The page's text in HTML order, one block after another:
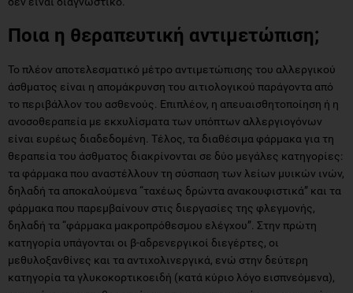
Ποια η θεραπευτική αντιμετώπιση;
Το πλέον αποτελεσματικό μέτρο αντιμετώπισης του αλλεργικού
άσθματος είναι η απομάκρυνση του αιτιολογικού παράγοντα από
το περιβάλλον του ασθενούς. Επιπλέον, η απευαισθητοποίηση ή η
ανοσοθεραπεία με εκχυλίσματα των υπόπτων αλλεργιογόνων
είναι ευρέως διαδεδομένη. Τέλος, τα διαθέσιμα φάρμακα για τη
θεραπεία του άσθματος διακρίνονται σε δύο μεγάλες κατηγορίες:
τα φάρμακα που αναστέλλουν τη σύσπαση των λείων μυικών ινών,
δηλαδή τα αποκαλούμενα “ταχέως δρώντα ανακουφιστικά” και τα
φάρμακα που παρεμβαίνουν στις διεργασίες της φλεγμονής,
δηλαδή τα “φάρμακα μακροπρόθεσμου ελέγχου”. Στην πρώτη
κατηγορία υπάγονται οι β-αδρενεργικοί διεγέρτες, οι
μεθυλοξανθίνες και τα αντιχολινεργικά, ενώ στην δεύτερη
κατηγορία τα γλυκοκορτικοειδή (κατά κύριο λόγο εισπνεόμενα),